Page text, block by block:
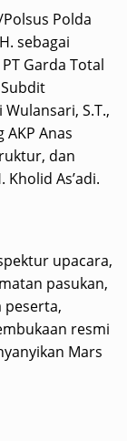
Polda
sebagai
Garda Total
S.T.,
AKP Anas
dan
Kholid As’adi.
upacara,
pasukan,
peserta,
resmi
Mars